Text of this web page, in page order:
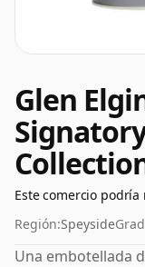
Glen
Este comercio
Región:Speyside
Una embotellada